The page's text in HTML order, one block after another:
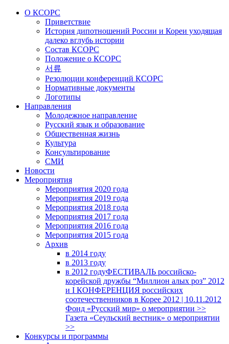
О КСОРС
Приветствие
История дипотношений России и Кореи уходящая
далеко вглубь истории
Состав КСОРС
Положение о КСОРС
서류
Резолюции конференций КСОРС
Нормативные документы
Логотипы
Направления
Молодежное направление
Русский язык и образование
Общественная жизнь
Культура
Консультирование
СМИ
Новости
Мероприятия
Мероприятия 2020 года
Мероприятия 2019 года
Мероприятия 2018 годa
Мероприятия 2017 года
Мероприятия 2016 года
Мероприятия 2015 года
Архив
в 2014 году
в 2013 году
в 2012 годуФЕСТИВАЛЬ российско-
корейской дружбы “Миллион алых роз” 2012
и I КОНФЕРЕНЦИЯ российских
соотечественников в Корее 2012 | 10.11.2012
Фонд «Русский мир» о мероприятии >>
Газета «Сеульский вестник» о мероприятии
>>
Конкурсы и программы